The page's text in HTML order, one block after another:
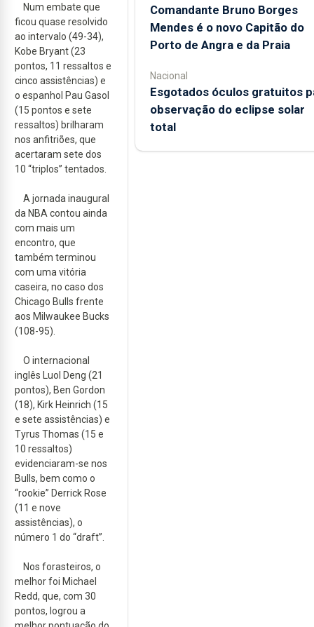
Num embate que
ficou quase resolvido
ao intervalo (49-34),
Kobe Bryant (23
pontos, 11 ressaltos e
cinco assistências) e
o espanhol Pau Gasol
(15 pontos e sete
ressaltos) brilharam
nos anfitriões, que
acertaram sete dos
10 “triplos” tentados.
A jornada inaugural
da NBA contou ainda
com mais um
encontro, que
também terminou
com uma vitória
caseira, no caso dos
Chicago Bulls frente
aos Milwaukee Bucks
(108-95).
O internacional
inglês Luol Deng (21
pontos), Ben Gordon
(18), Kirk Heinrich (15
e sete assistências) e
Tyrus Thomas (15 e
10 ressaltos)
evidenciaram-se nos
Bulls, bem como o
“rookie” Derrick Rose
(11 e nove
assistências), o
número 1 do “draft”.
Nos forasteiros, o
melhor foi Michael
Redd, que, com 30
pontos, logrou a
Comandante Bruno Borges
Mendes é o novo Capitão do
Porto de Angra e da Praia
Nacional
Esgotados óculos gratuitos
observação do eclipse solar
total